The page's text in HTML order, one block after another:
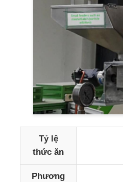
Tỷ lệ
thức ăn
Phương